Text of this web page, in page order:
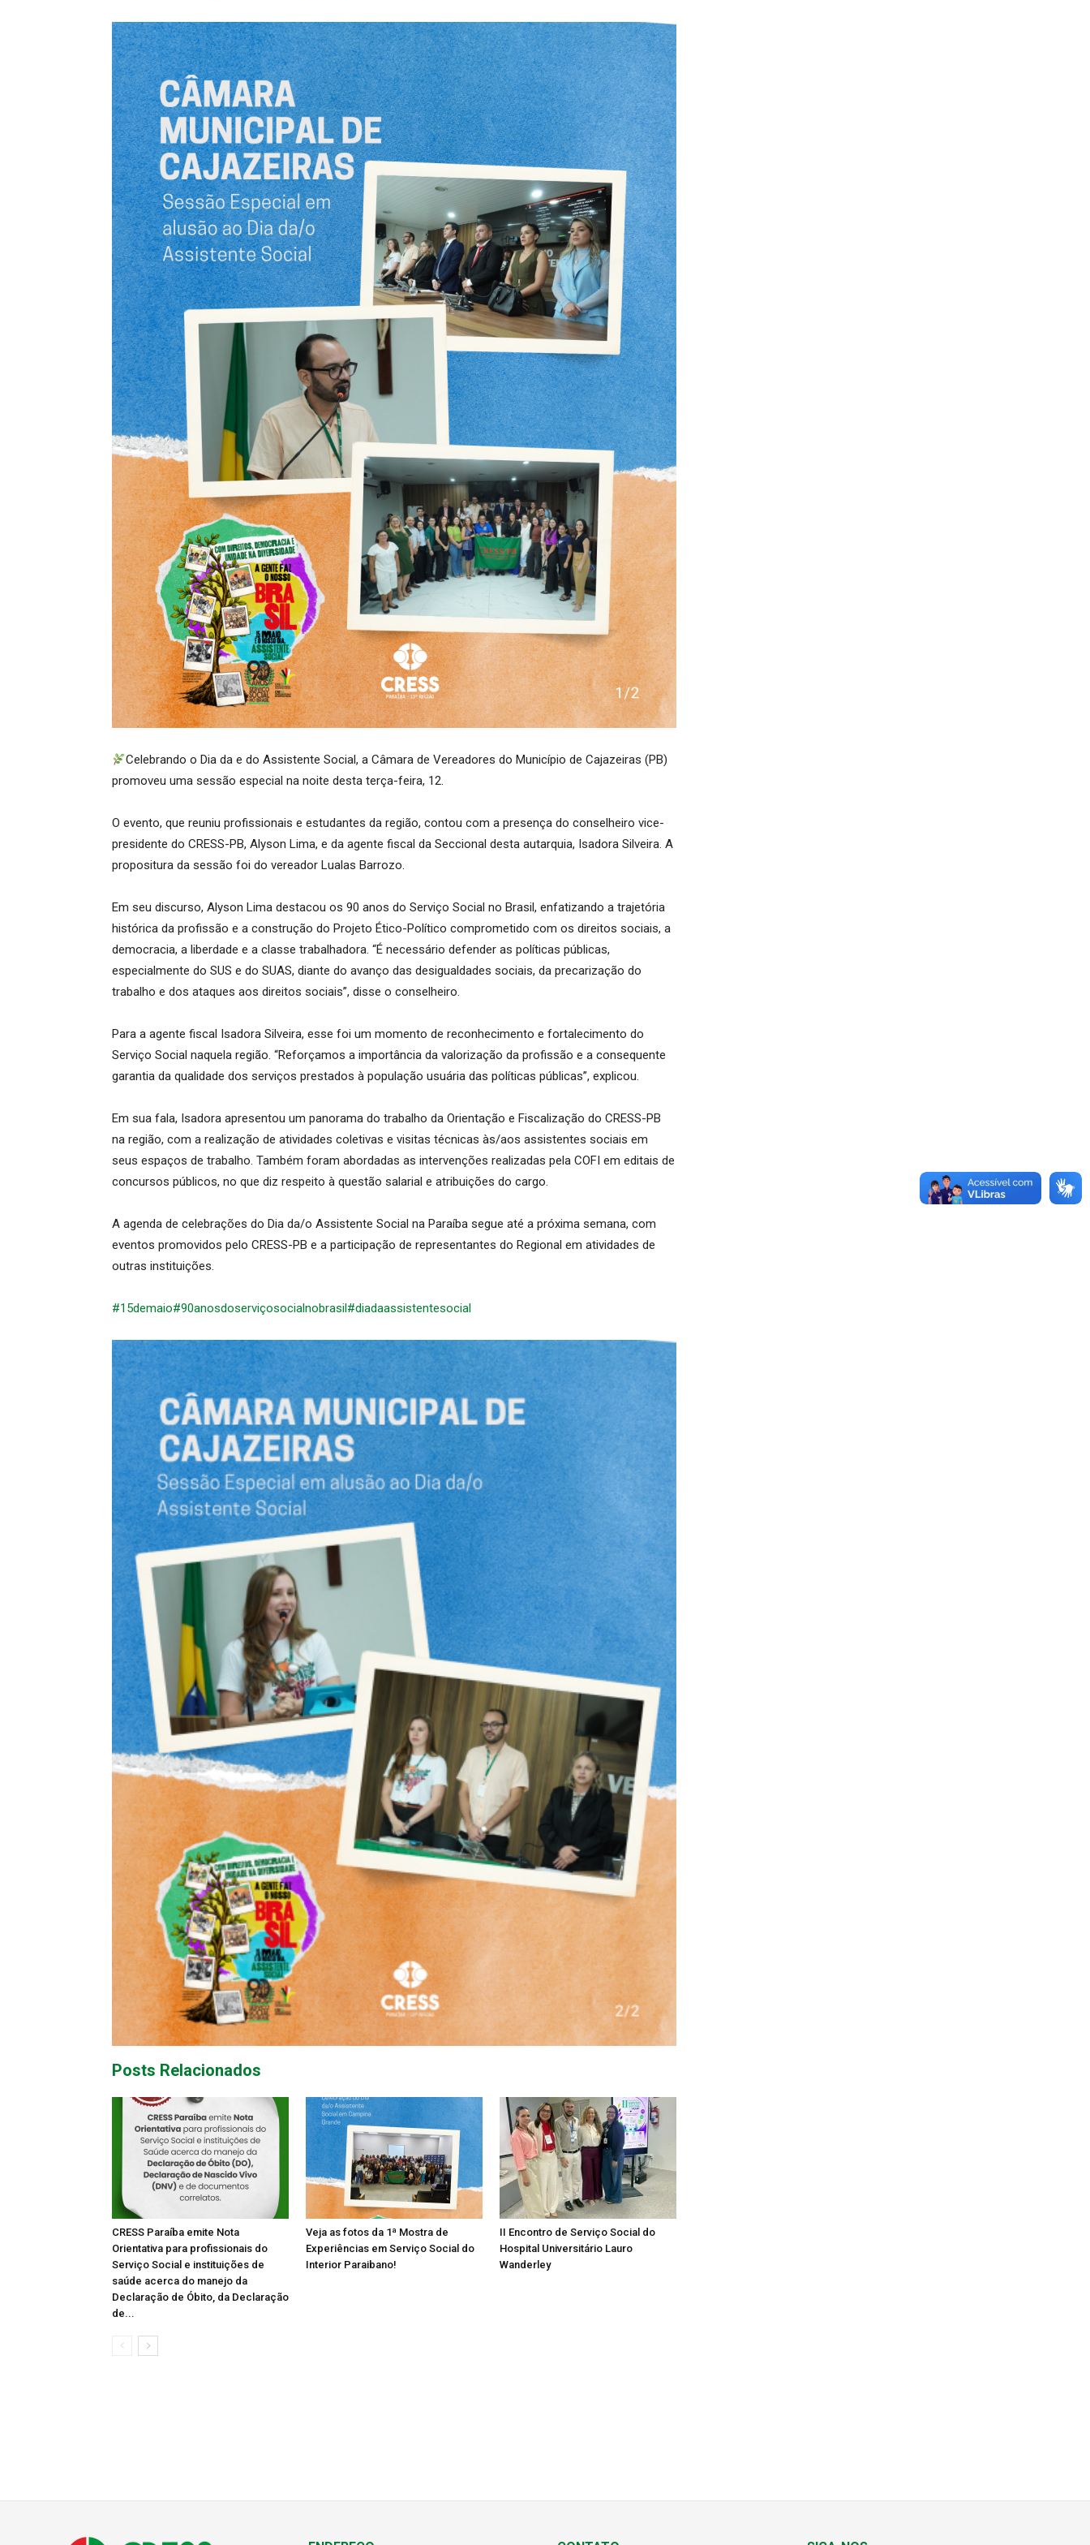
Celebrando o Dia da e do Assistente Social, a Câmara de Vereadores do Município de Cajazeiras (PB)
promoveu uma sessão especial na noite desta terça-feira, 12.
O evento, que reuniu profissionais e estudantes da região, contou com a presença do conselheiro vice-
presidente do CRESS-PB, Alyson Lima, e da agente fiscal da Seccional desta autarquia, Isadora Silveira. A
propositura da sessão foi do vereador Lualas Barrozo.
Em seu discurso, Alyson Lima destacou os 90 anos do Serviço Social no Brasil, enfatizando a trajetória
histórica da profissão e a construção do Projeto Ético-Político comprometido com os direitos sociais, a
democracia, a liberdade e a classe trabalhadora. “É necessário defender as políticas públicas,
especialmente do SUS e do SUAS, diante do avanço das desigualdades sociais, da precarização do
trabalho e dos ataques aos direitos sociais”, disse o conselheiro.
Para a agente fiscal Isadora Silveira, esse foi um momento de reconhecimento e fortalecimento do
Serviço Social naquela região. “Reforçamos a importância da valorização da profissão e a consequente
garantia da qualidade dos serviços prestados à população usuária das políticas públicas”, explicou.
Em sua fala, Isadora apresentou um panorama do trabalho da Orientação e Fiscalização do CRESS-PB
na região, com a realização de atividades coletivas e visitas técnicas às/aos assistentes sociais em
seus espaços de trabalho. Também foram abordadas as intervenções realizadas pela COFI em editais de
concursos públicos, no que diz respeito à questão salarial e atribuições do cargo.
A agenda de celebrações do Dia da/o Assistente Social na Paraíba segue até a próxima semana, com
eventos promovidos pelo CRESS-PB e a participação de representantes do Regional em atividades de
outras instituições.
#15demaio#90anosdoserviçosocialnobrasil#diadaassistentesocial
Posts Relacionados
CRESS Paraíba emite Nota
Orientativa para profissionais do
Serviço Social e instituições de
saúde acerca do manejo da
Declaração de Óbito, da Declaração
de...
Veja as fotos da 1ª Mostra de
Experiências em Serviço Social do
Interior Paraibano!
II Encontro de Serviço Social do
Hospital Universitário Lauro
Wanderley